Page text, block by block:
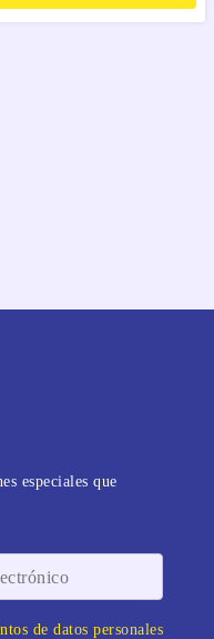
especiales que
de datos personales